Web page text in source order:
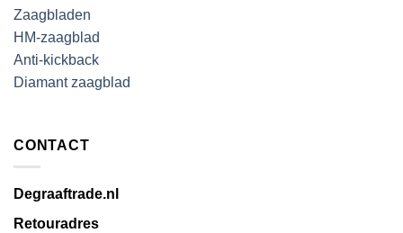
Zaagbladen
HM-zaagblad
Anti-kickback
Diamant zaagblad
CONTACT
Degraaftrade.nl
Retouradres